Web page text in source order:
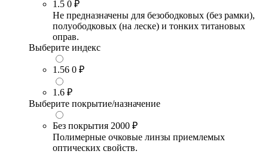
1.5 0 ₽
Не предназначены для безободковых (без рамки),
полуободковых (на леске) и тонких титановых
оправ.
Выберите индекс
1.56 0 ₽
1.6 ₽
Выберите покрытие/назначение
Без покрытия 2000 ₽
Полимерные очковые линзы приемлемых
оптических свойств.